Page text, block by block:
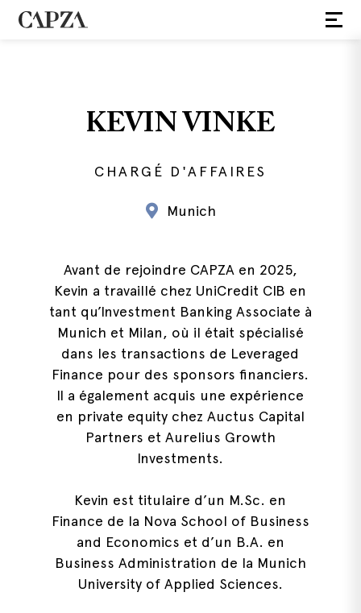
KEVIN VINKE
CHARGÉ D'AFFAIRES
Munich
Avant de rejoindre CAPZA en 2025,
Kevin a travaillé chez UniCredit CIB en
tant qu’Investment Banking Associate à
Munich et Milan, où il était spécialisé
dans les transactions de Leveraged
Finance pour des sponsors financiers.
Il a également acquis une expérience
en private equity chez Auctus Capital
Partners et Aurelius Growth
Investments.
Kevin est titulaire d’un M.Sc. en
Finance de la Nova School of Business
and Economics et d’un B.A. en
Business Administration de la Munich
University of Applied Sciences.